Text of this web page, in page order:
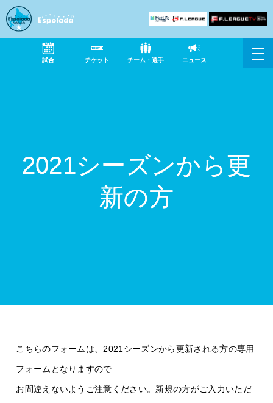
試合 チケット チーム・選手 ニュース
2021シーズンから更
新の方
こちらのフォームは、2021シーズンから更新される方の専用
フォームとなりますので
お間違えないようご注意ください。新規の方がご入力いただ